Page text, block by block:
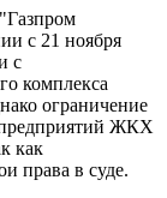
с 21 ноября
с
комплекса
ограничение
предприятий ЖКХ
как
права в суде.